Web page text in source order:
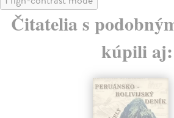
Čitatelia s
kúpili aj: